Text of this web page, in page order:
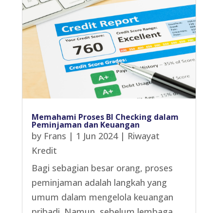
Memahami Proses BI Checking dalam
Peminjaman dan Keuangan
by Frans | 1 Jun 2024| Riwayat
Kredit
Bagi sebagian besar orang, proses
peminjaman adalah langkah yang
umum dalam mengelola keuangan